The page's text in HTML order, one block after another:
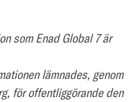
som Enad Global 7 är
lämnades, genom
för offentliggörande den